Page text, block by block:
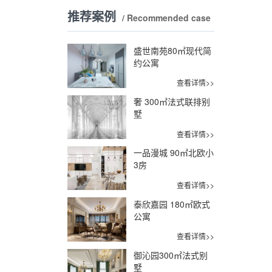
推荐案例 / Recommended case
盛世南苑80㎡现代简
约公寓
查看详情>>
奢 300㎡法式联排别
墅
查看详情>>
一品漫城 90㎡北欧小
3房
查看详情>>
泰欣嘉园 180㎡欧式
公寓
查看详情>>
御沁园300㎡法式别
墅